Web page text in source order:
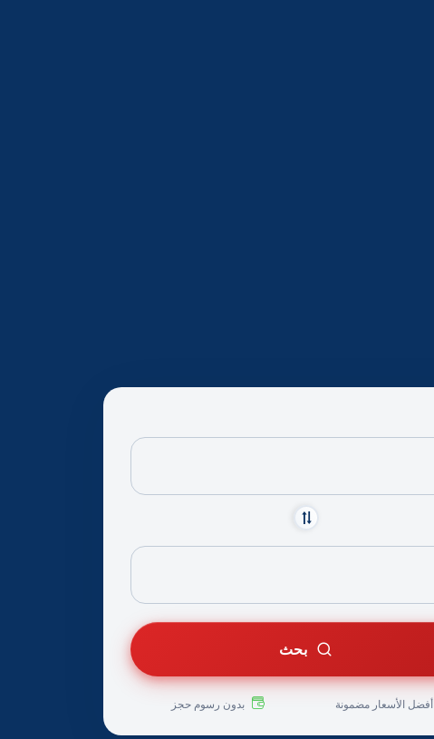
بحث
أفضل الأسعار مضمونة بدون رسوم حجز